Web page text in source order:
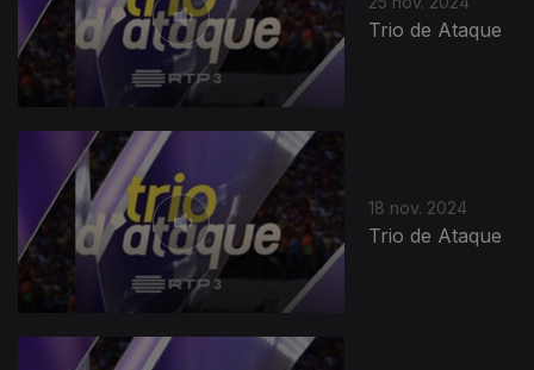
Trio de Ataque
18 nov. 2024
Trio de Ataque